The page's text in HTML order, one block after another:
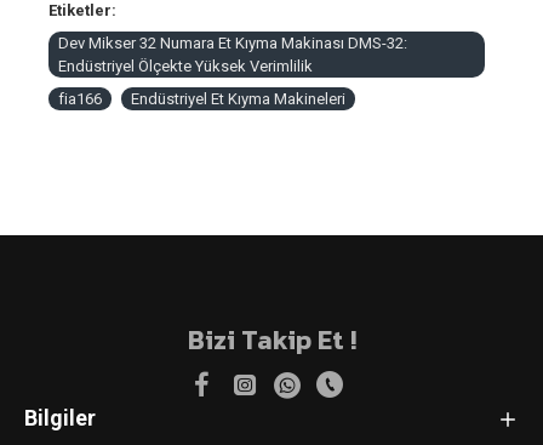
Etiketler:
Dev Mikser 32 Numara Et Kıyma Makinası DMS-32:
Endüstriyel Ölçekte Yüksek Verimlilik
fia166
Endüstriyel Et Kıyma Makineleri
Bizi Takip Et !
Bilgiler